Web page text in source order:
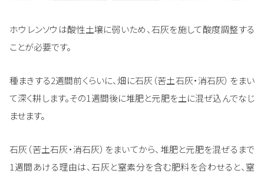
ホウレンソウは酸性土壌に弱いため、石灰を施して酸度調整する
ことが必要です。
種まきする2週間前くらいに、畑に石灰（苦土石灰・消石灰）をまい
て深く耕します。その1週間後に堆肥と元肥を土に混ぜ込んでなじ
ませます。
石灰（苦土石灰・消石灰）をまいてから、堆肥と元肥を混ぜるまで
1週間あける理由は、石灰と窒素分を含む肥料を合わせると、窒